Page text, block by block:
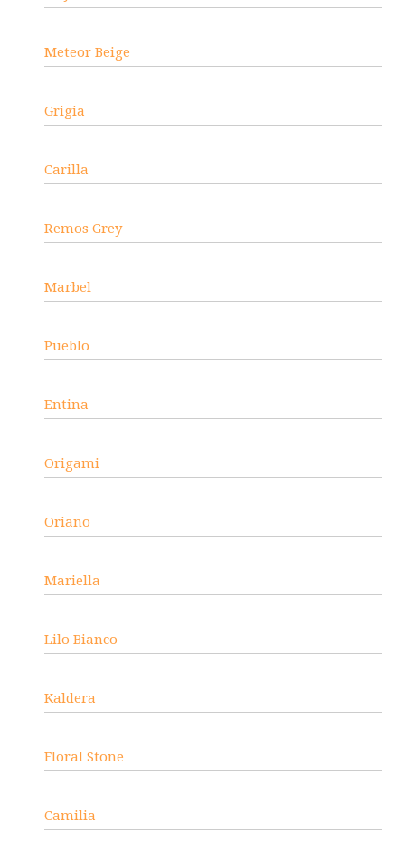
Meteor Beige
Grigia
Carilla
Remos Grey
Marbel
Pueblo
Entina
Origami
Oriano
Mariella
Lilo Bianco
Kaldera
Floral Stone
Camilia